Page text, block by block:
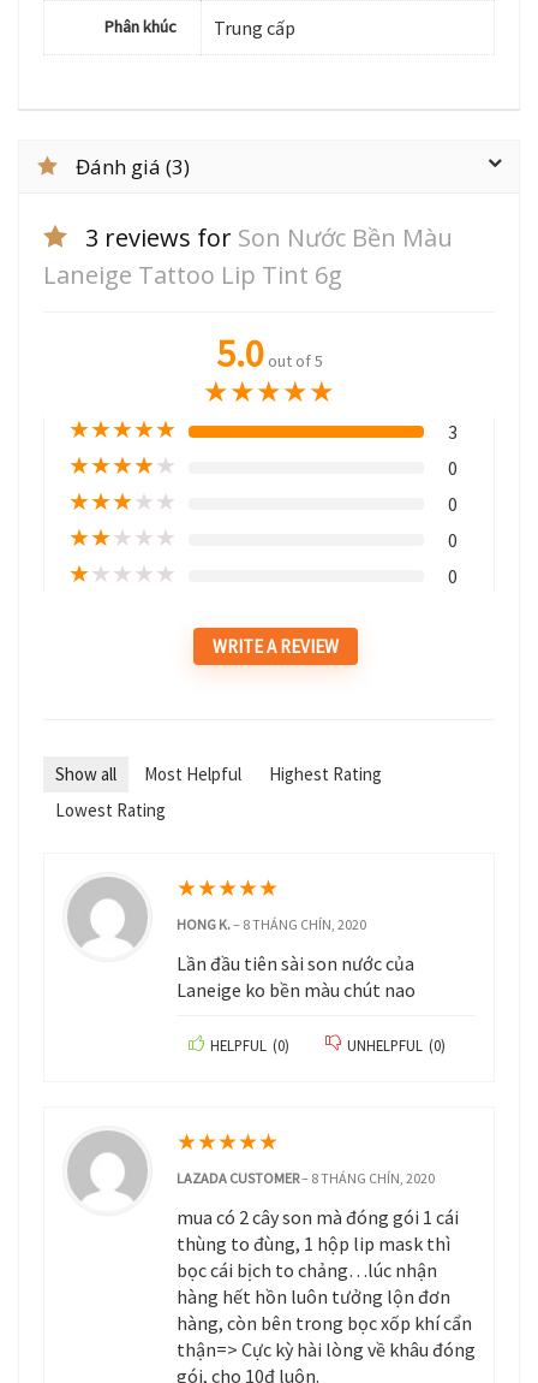
Phân khúc Trung cấp
Đánh giá (3)
3 reviews for Son Nước Bền Màu
Laneige Tattoo Lip Tint 6g
5.0 out of 5
★★★★★
★★★★★ 3
★★★★★ 0
★★★★★ 0
★★★★★ 0
★★★★★ 0
WRITE A REVIEW
Show all Most Helpful
Highest Rating
Lowest Rating
★★★★★
HONG K.– 8 THÁNG CHÍN, 2020
Lần đầu tiên sài son nước của
Laneige ko bền màu chút nao
HELPFUL (0) UNHELPFUL (0)
★★★★★
LAZADA CUSTOMER– 8 THÁNG CHÍN, 2020
mua có 2 cây son mà đóng gói 1 cái
thùng to đùng, 1 hộp lip mask thì
bọc cái bịch to chảng…lúc nhận
hàng hết hồn luôn tưởng lộn đơn
hàng, còn bên trong bọc xốp khí cẩn
thận=> Cực kỳ hài lòng về khâu đóng
gói, cho 10đ luôn.